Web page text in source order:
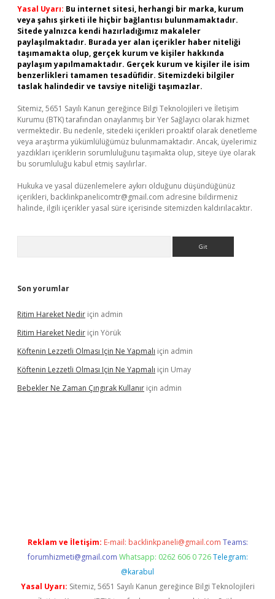
Yasal Uyarı: Bu internet sitesi, herhangi bir marka, kurum
veya şahıs şirketi ile hiçbir bağlantısı bulunmamaktadır.
Sitede yalnızca kendi hazırladığımız makaleler
paylaşılmaktadır. Burada yer alan içerikler haber niteliği
taşımamakta olup, gerçek kurum ve kişiler hakkında
paylaşım yapılmamaktadır. Gerçek kurum ve kişiler ile isim
benzerlikleri tamamen tesadüfidir. Sitemizdeki bilgiler
taslak halindedir ve tavsiye niteliği taşımazlar.
Sitemiz, 5651 Sayılı Kanun gereğince Bilgi Teknolojileri ve İletişim
Kurumu (BTK) tarafından onaylanmış bir Yer Sağlayıcı olarak hizmet
vermektedir. Bu nedenle, sitedeki içerikleri proaktif olarak denetleme
veya araştırma yükümlülüğümüz bulunmamaktadır. Ancak, üyelerimiz
yazdıkları içeriklerin sorumluluğunu taşımakta olup, siteye üye olarak
bu sorumluluğu kabul etmiş sayılırlar.
Hukuka ve yasal düzenlemelere aykırı olduğunu düşündüğünüz
içerikleri, backlinkpanelicomtr@gmail.com adresine bildirmeniz
halinde, ilgili içerikler yasal süre içerisinde sitemizden kaldırılacaktır.
Son yorumlar
Ritim Hareket Nedir için admin
Ritim Hareket Nedir için Yörük
Köftenin Lezzetli Olması Için Ne Yapmalı için admin
Köftenin Lezzetli Olması Için Ne Yapmalı için Umay
Bebekler Ne Zaman Çıngırak Kullanır için admin
Reklam ve İletişim: E-mail: backlinkpaneli@gmail.com Teams:
forumhizmeti@gmail.com Whatsapp: 0262 606 0 726 Telegram:
@karabul
Yasal Uyarı: Sitemiz, 5651 Sayılı Kanun gereğince Bilgi Teknolojileri